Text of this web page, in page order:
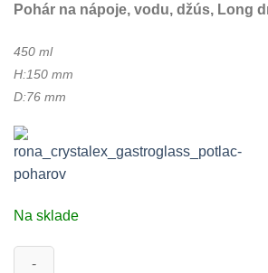
Pohár na nápoje, vodu, džús, Long
450 ml
H:150 mm
D:76 mm
Na sklade